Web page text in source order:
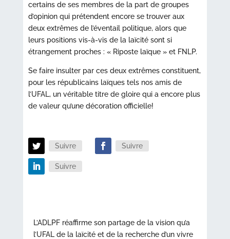
certains de ses membres de la part de groupes
d’opinion qui prétendent encore se trouver aux
deux extrêmes de l’éventail politique, alors que
leurs positions vis-à-vis de la laïcité sont si
étrangement proches : « Riposte laïque » et FNLP.
Se faire insulter par ces deux extrêmes constituent,
pour les républicains laïques tels nos amis de
l’UFAL, un véritable titre de gloire qui a encore plus
de valeur qu’une décoration officielle!
Suivre Suivre
Suivre
L’ADLPF réaffirme son partage de la vision qu’a
l’UFAL de la laïcité et de la recherche d’un vivre